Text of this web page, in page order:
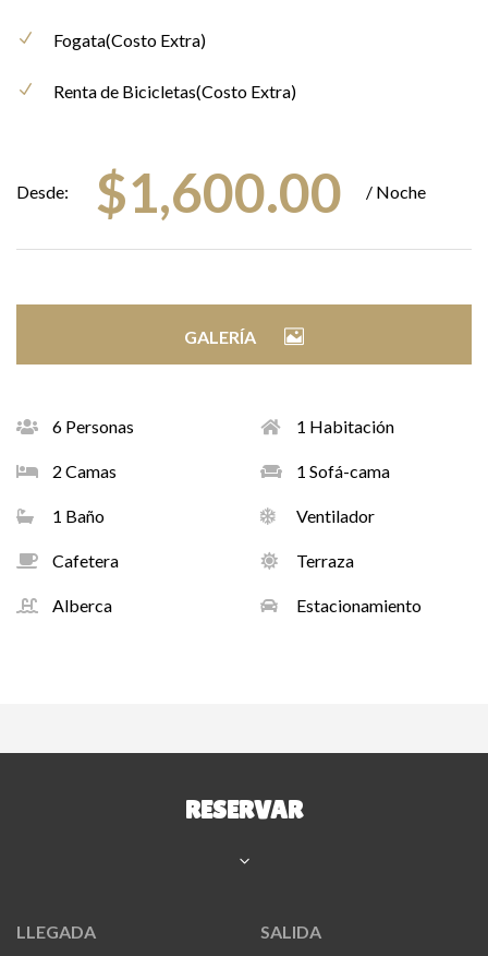
Fogata(Costo Extra)
Renta de Bicicletas(Costo Extra)
Desde: $1,600.00 / Noche
GALERÍA
6 Personas 1 Habitación
2 Camas 1 Sofá-cama
1 Baño Ventilador
Cafetera Terraza
Alberca Estacionamiento
RESERVAR
LLEGADA SALIDA